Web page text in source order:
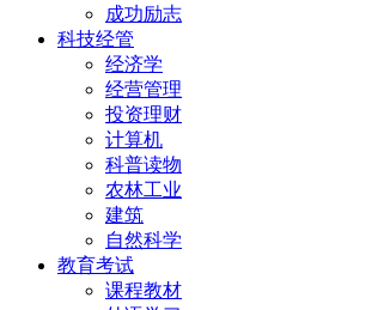
成功励志
科技经管
经济学
经营管理
投资理财
计算机
科普读物
农林工业
建筑
自然科学
教育考试
课程教材